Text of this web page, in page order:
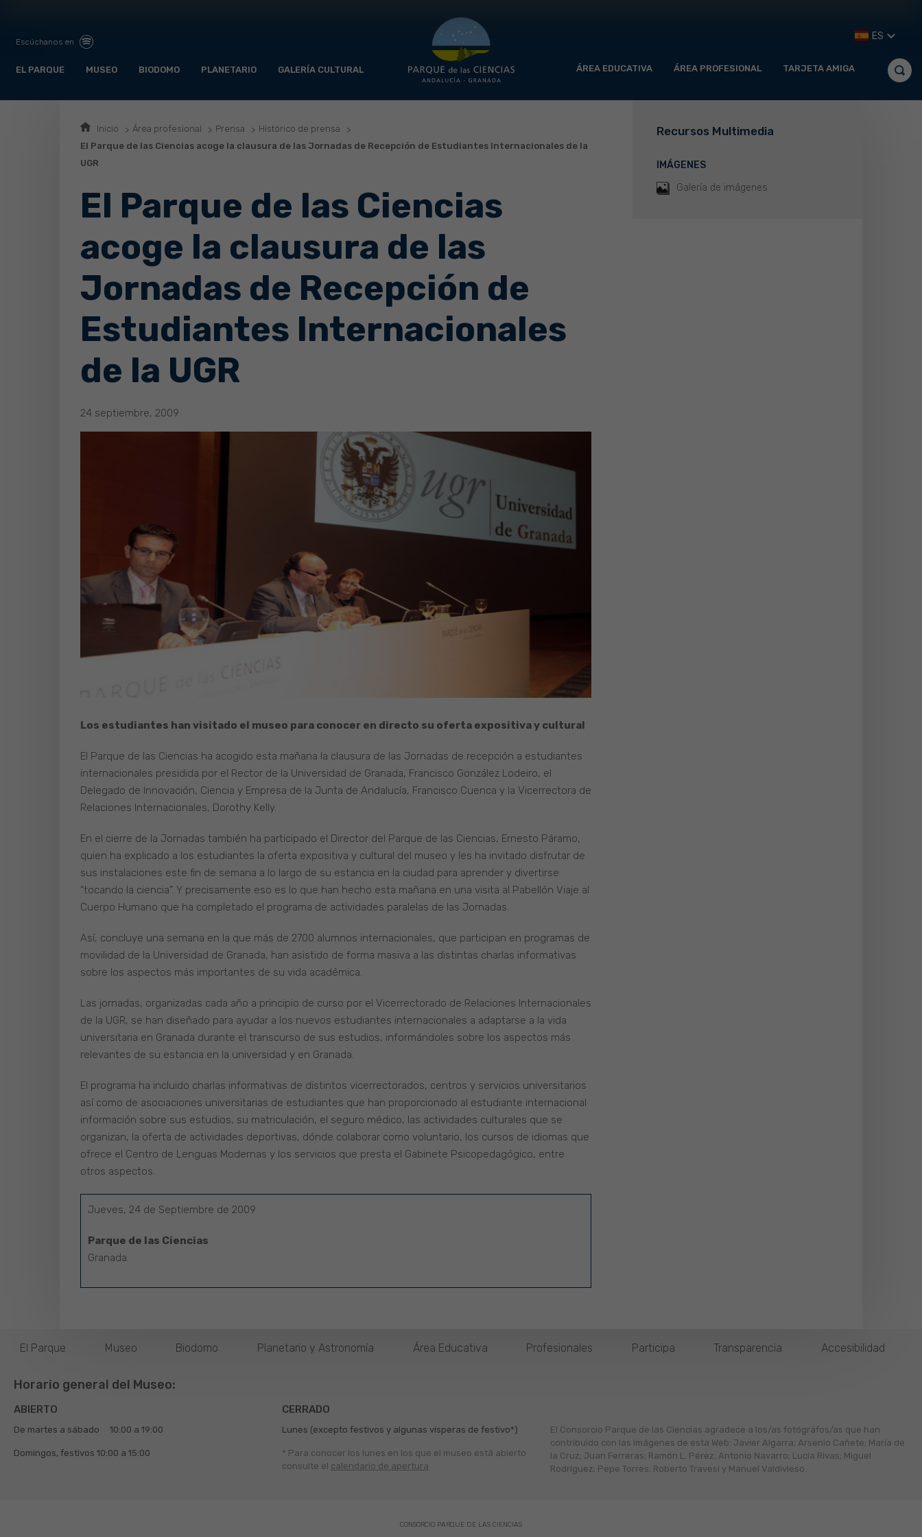
Escúchanos en
EL PARQUE MUSEO BIODOMO PLANETARIO GALERÍA CULTURAL ÁREA EDUCATIVA ÁREA PROFESIONAL TARJETA AMIGA
ES
Inicio Área profesional Prensa
Histórico de prensa
El Parque de las Ciencias acoge la clausura de las Jornadas de Recepción de Estudiantes Internacionales de la
UGR
El Parque de las Ciencias
acoge la clausura de las
Jornadas de Recepción de
Estudiantes Internacionales
de la UGR
24 septiembre, 2009
Los estudiantes han visitado el museo para conocer en directo su oferta expositiva y cultural
El Parque de las Ciencias ha acogido esta mañana la clausura de las Jornadas de recepción a estudiantes
internacionales presidida por el Rector de la Universidad de Granada, Francisco González Lodeiro, el
Delegado de Innovación, Ciencia y Empresa de la Junta de Andalucía, Francisco Cuenca y la Vicerrectora de
Relaciones Internacionales, Dorothy Kelly.
En el cierre de la Jornadas también ha participado el Director del Parque de las Ciencias, Ernesto Páramo,
quien ha explicado a los estudiantes la oferta expositiva y cultural del museo y les ha invitado disfrutar de
sus instalaciones este fin de semana a lo largo de su estancia en la ciudad para aprender y divertirse
“tocando la ciencia”. Y precisamente eso es lo que han hecho esta mañana en una visita al Pabellón Viaje al
Cuerpo Humano que ha completado el programa de actividades paralelas de las Jornadas.
Así, concluye una semana en la que más de 2700 alumnos internacionales, que participan en programas de
movilidad de la Universidad de Granada, han asistido de forma masiva a las distintas charlas informativas
sobre los aspectos más importantes de su vida académica.
Las jornadas, organizadas cada año a principio de curso por el Vicerrectorado de Relaciones Internacionales
de la UGR, se han diseñado para ayudar a los nuevos estudiantes internacionales a adaptarse a la vida
universitaria en Granada durante el transcurso de sus estudios, informándoles sobre los aspectos más
relevantes de su estancia en la universidad y en Granada.
El programa ha incluido charlas informativas de distintos vicerrectorados, centros y servicios universitarios
así como de asociaciones universitarias de estudiantes que han proporcionado al estudiante internacional
información sobre sus estudios, su matriculación, el seguro médico, las actividades culturales que se
organizan, la oferta de actividades deportivas, dónde colaborar como voluntario, los cursos de idiomas que
ofrece el Centro de Lenguas Modernas y los servicios que presta el Gabinete Psicopedagógico, entre
otros aspectos.
Jueves, 24 de Septiembre de 2009
Parque de las Ciencias
Granada.
Recursos Multimedia
IMÁGENES
Galería de imágenes
El Parque Museo Biodomo Planetario y Astronomía Área Educativa Profesionales Participa Transparencia Accesibilidad
Horario general del Museo:
ABIERTO
De martes a sábado 10:00 a 19:00
Domingos, festivos 10:00 a 15:00
CERRADO
Lunes (excepto festivos y algunas vísperas de festivo*)
* Para conocer los lunes en los que el museo está abierto
consulte el calendario de apertura
El Consorcio Parque de las Ciencias agradece a los/as fotógráfos/as que han
contribuido con las imágenes de esta Web: Javier Algarra; Arsenio Cañete; María de
la Cruz; Juan Ferreras; Ramón L. Pérez; Antonio Navarro; Lucía Rivas; Miguel
Rodríguez; Pepe Torres; Roberto Travesí y Manuel Valdivieso.
CONSORCIO PARQUE DE LAS CIENCIAS